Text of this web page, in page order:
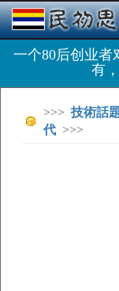
一个80后创业者
有
>>> 技術話
代 >>>